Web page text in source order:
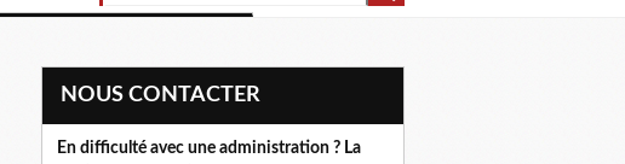
NOUS CONTACTER
En difficulté avec une administration ? La